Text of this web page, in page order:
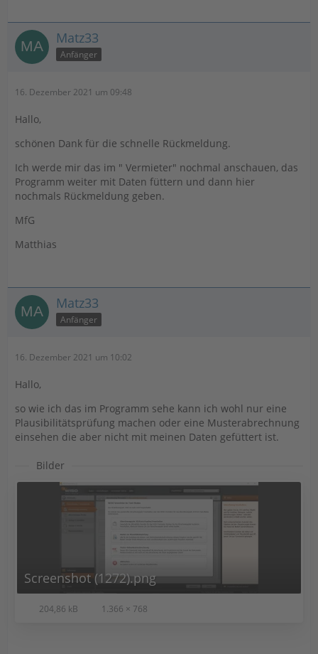
Matz33
Anfänger
16. Dezember 2021 um 09:48
Hallo,
schönen Dank für die schnelle Rückmeldung.
Ich werde mir das im " Vermieter" nochmal anschauen, das
Programm weiter mit Daten füttern und dann hier
nochmals Rückmeldung geben.
MfG
Matthias
Matz33
Anfänger
16. Dezember 2021 um 10:02
Hallo,
so wie ich das im Programm sehe kann ich wohl nur eine
Plausibilitätsprüfung machen oder eine Musterabrechnung
einsehen die aber nicht mit meinen Daten gefüttert ist.
Bilder
Screenshot (1272).png
204,86 kB 1.366 × 768